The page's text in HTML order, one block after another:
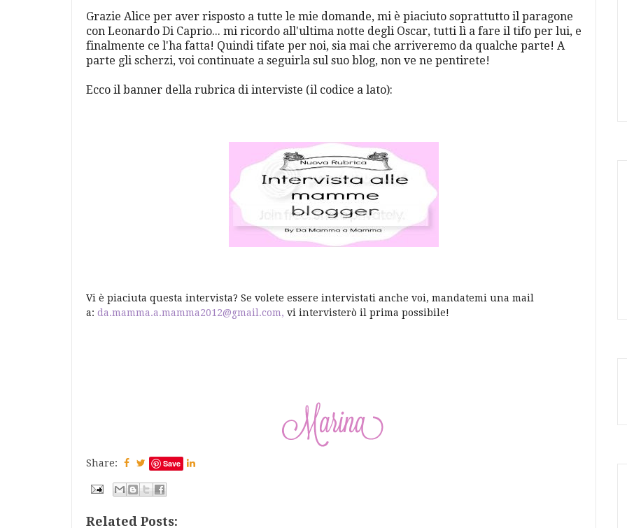
Grazie Alice per aver risposto a tutte le mie domande, mi è piaciuto soprattutto il paragone
con Leonardo Di Caprio... mi ricordo all'ultima notte degli Oscar, tutti lì a fare il tifo per lui, e
finalmente ce l'ha fatta! Quindi tifate per noi, sia mai che arriveremo da qualche parte! A
parte gli scherzi, voi continuate a seguirla sul suo blog, non ve ne pentirete!
Ecco il banner della rubrica di interviste (il codice a lato):
Vi è piaciuta questa intervista? Se volete essere intervistati anche voi, mandatemi una mail
a: da.mamma.a.mamma2012@gmail.com, vi intervisterò il prima possibile!
Share: Save
Related Posts: